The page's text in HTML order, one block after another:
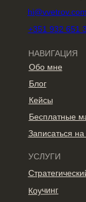
+351 932 651
hi@vvetrov.com
НАВИГАЦИЯ
Коучинг
Обо мне
УСЛУГИ
Бесплатные
Кейсы
Блог
Записаться